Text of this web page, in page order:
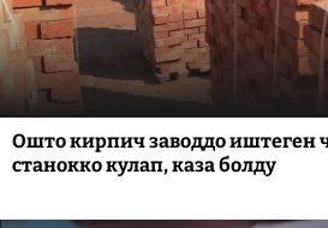
Ошто кирпич заводдо иштеген
станокко кулап, каза болду